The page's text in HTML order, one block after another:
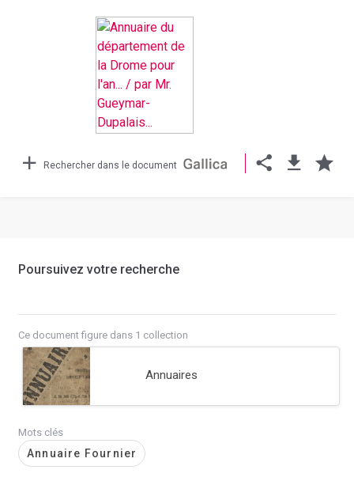
Rechercher dans le document
Poursuivez votre recherche
Ce document figure dans 1 collection
Annuaires
Mots clés
Annuaire Fournier